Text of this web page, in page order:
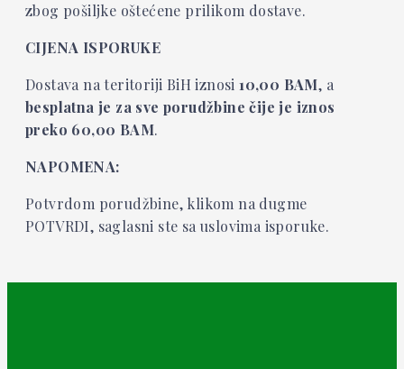
zbog pošiljke oštećene prilikom dostave.
CIJENA ISPORUKE
Dostava na teritoriji BiH iznosi10,00 BAM, a
besplatna je za sve porudžbine čije je iznos
preko 60,00 BAM.
NAPOMENA:
Potvrdom porudžbine, klikom na dugme
POTVRDI, saglasni ste sa uslovima isporuke.